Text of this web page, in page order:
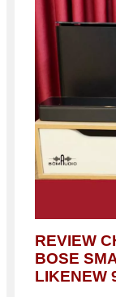
REVIEW
BOSE
LIKENEW